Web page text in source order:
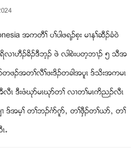
အကတီႈ ပႈပါဖရဥစ့း မ႕နႈဆီဥခံ၀ဲ
႕ဟီဥခိဥဒီဘ့ဥ ဖဲ လါစဲးပတ့ဘ႕ဥ ၅ သီအ
ဥတဖဥအတႈလီႈဖးဒိဥတခါအပူၚ ဒ္သိးအကမၚ
ဒီးဖံဃုဏမၚဃုဏတႈ လ႕တႈမၚကိညဥလီၚ
ဒ္အမ့ႈ တႈဘဥဂံဏဂူဏယ တႈဖွီဥတႈဎဏယ တႈ
’